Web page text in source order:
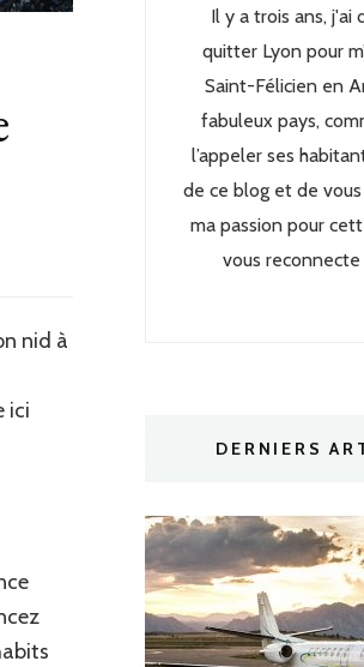
nid à
ici
Il y a trois ans, j'ai
quitter Lyon pour
Saint-Félicien en
fabuleux pays,
l’appeler ses
de ce blog et de
ma passion pour
vous reconnecte
DERNIERS